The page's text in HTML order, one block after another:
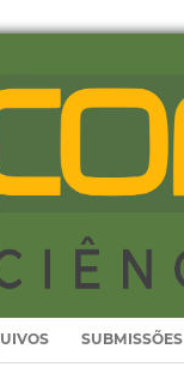
SUBMISSÕES